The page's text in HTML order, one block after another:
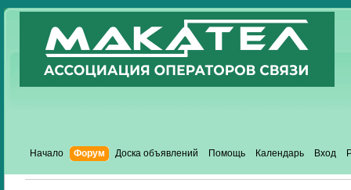
Начало Форум Доска объявлений Помощь Календарь Вход